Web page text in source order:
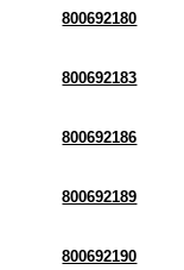
800692180
800692183
800692186
800692189
800692190